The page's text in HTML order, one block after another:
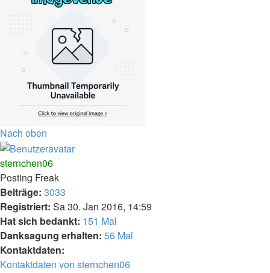
Nach oben
sternchen06
Posting Freak
Beiträge: 3033
Registriert: Sa 30. Jan 2016, 14:59
Hat sich bedankt: 151 Mal
Danksagung erhalten: 56 Mal
Kontaktdaten:
Kontaktdaten von sternchen06